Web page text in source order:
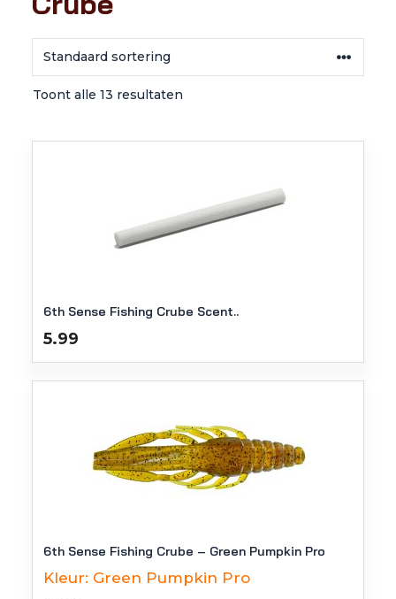
Toont alle 13 resultaten
6th Sense Fishing Crube Scent..
5.99
6th Sense Fishing Crube – Green Pumpkin Pro
Kleur: Green Pumpkin Pro